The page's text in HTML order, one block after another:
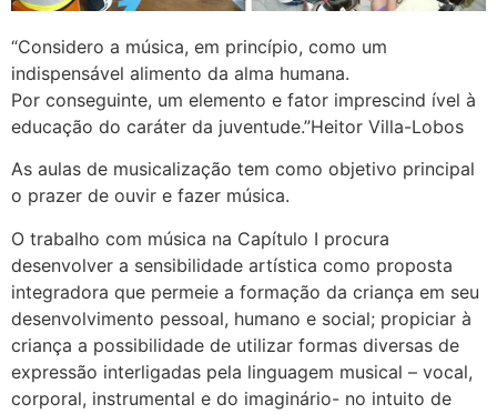
“Considero a música, em princípio, como um
indispensável alimento da alma humana.
Por conseguinte, um elemento e fator imprescind ível à
educação do caráter da juventude.”Heitor Villa-Lobos
As aulas de musicalização tem como objetivo principal
o prazer de ouvir e fazer música.
O trabalho com música na Capítulo I procura
desenvolver a sensibilidade artística como proposta
integradora que permeie a formação da criança em seu
desenvolvimento pessoal, humano e social; propiciar à
criança a possibilidade de utilizar formas diversas de
expressão interligadas pela linguagem musical – vocal,
corporal, instrumental e do imaginário- no intuito de